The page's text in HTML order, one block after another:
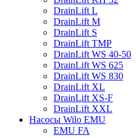
DrainLift L
DrainLift M
DrainLift S
DrainLift TMP
DrainLift WS 40-50
DrainLift WS 625
DrainLift WS 830
DrainLift XL
DrainLift XS-F
DrainLift XXL
Насосы Wilo EMU
EMU FA